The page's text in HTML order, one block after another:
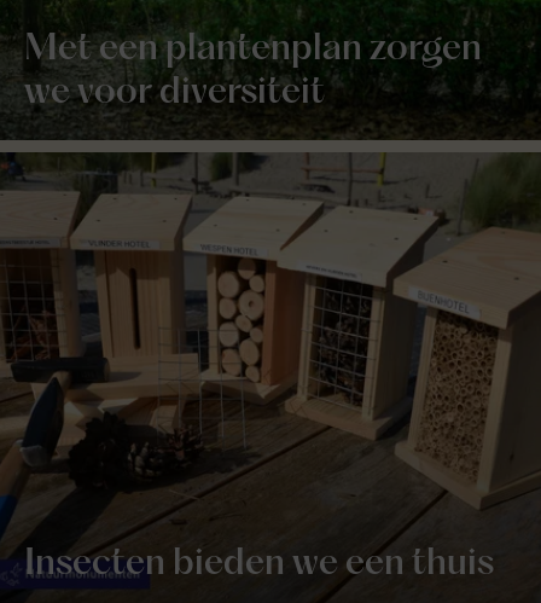
Met een plantenplan zorgen
we voor diversiteit
Insecten bieden we een thuis